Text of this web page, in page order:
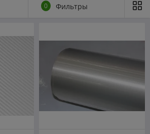
0 Фильтры